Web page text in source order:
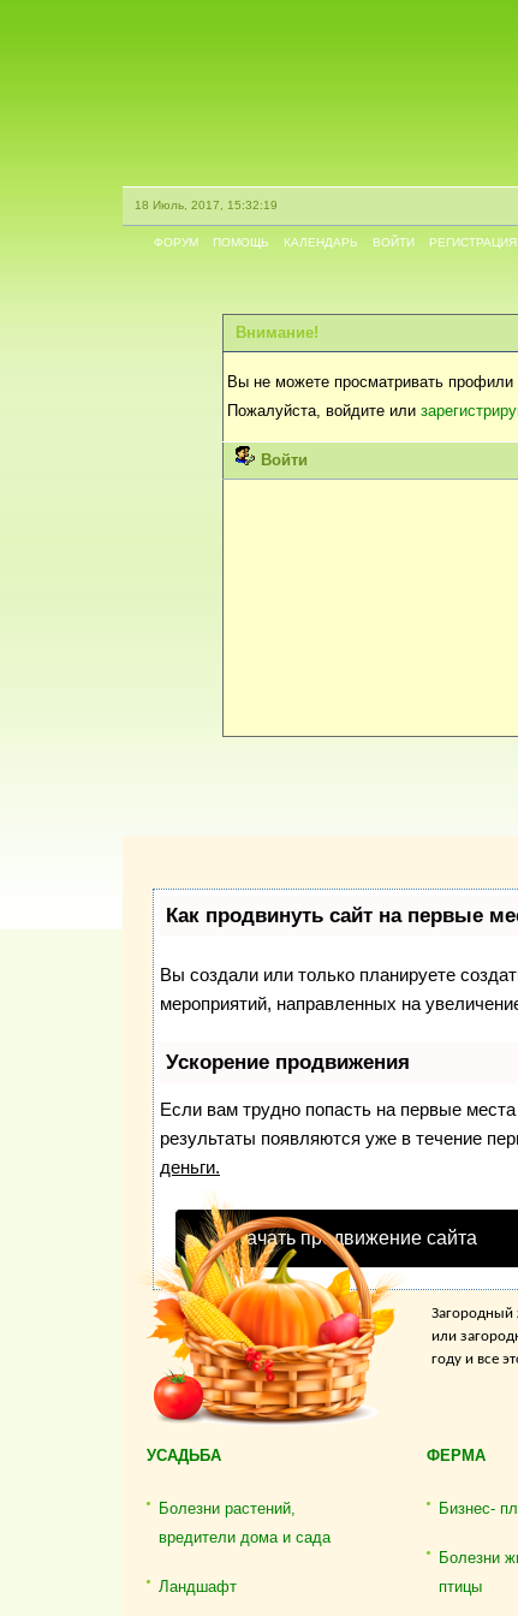
18 Июль, 2017, 15:32:19
ФОРУМ ПОМОЩЬ КАЛЕНДАРЬ ВОЙТИ РЕГИСТРАЦИЯ
Внимание!
Вы не можете просматривать профили
Пожалуйста, войдите или
Войти
Как продвинуть сайт на первые
Вы создали или только планируете
мероприятий, направленных на
Ускорение продвижения
Если вам трудно попасть на первые
результаты появляются уже в течение
деньги.
Начать продвижение сайта
Загородный
или
году и все
УСАДЬБА
Болезни растений,
вредители дома и сада
Ландшафт
ФЕРМА
Бизнес-
Болезни
птицы